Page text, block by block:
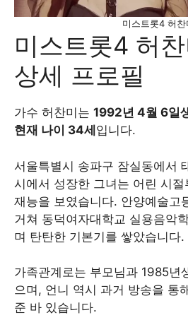
미스트롯4 허찬
미스트롯4 허
상세 프로필
가수 허찬미는 1992년 4월 6일
현재 나이 34세 입니다.
서울특별시 송파구 잠실동에서
시에서 성장한 그녀는 어린 시
재능을 보였습니다. 안양예술고
거쳐 동덕여자대학교 실용음악
며 탄탄한 기본기를 쌓았습니다.
가족관계로는 부모님과 1985년
으며, 언니 역시 과거 방송을 통
준 바 있습니다.